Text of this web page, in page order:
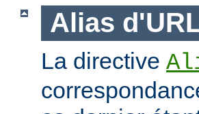
Alias
La directive